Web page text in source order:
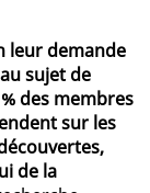
leur demande
sujet de
des membres
sur les
de la